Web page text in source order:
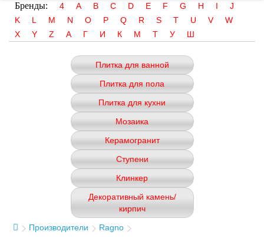
Бренды: 4 A B C D E F G H I
J
K
L M N O P Q R S T U V
W
X
Y Z А Г И К М Т У Ш
Плитка для ванной
Плитка для пола
Плитка для кухни
Мозаика
Керамогранит
Ступени
Клинкер
Декоративный камень/
кирпич
Производители
Ragno